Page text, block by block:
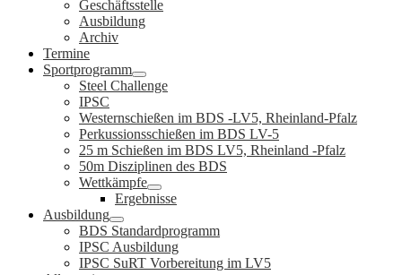
Geschäftsstelle
Ausbildung
Archiv
Termine
Sportprogramm
Steel Challenge
IPSC
Westernschießen im BDS -LV5, Rheinland-Pfalz
Perkussionsschießen im BDS LV-5
25 m Schießen im BDS LV5, Rheinland -Pfalz
50m Disziplinen des BDS
Wettkämpfe
Ergebnisse
Ausbildung
BDS Standardprogramm
IPSC Ausbildung
IPSC SuRT Vorbereitung im LV5